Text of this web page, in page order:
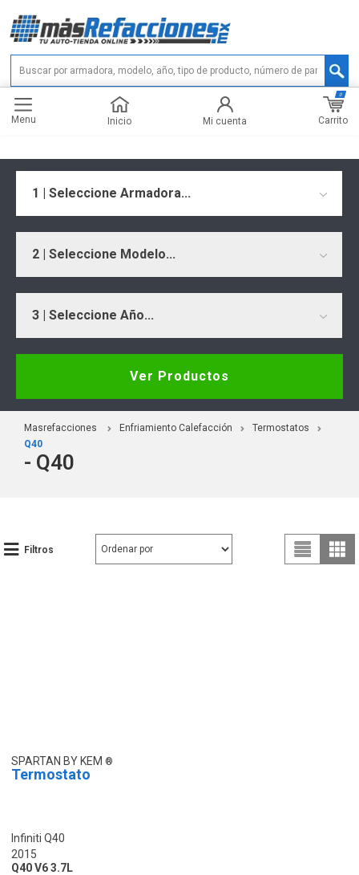
Menu Inicio Mi cuenta Carrito
0
1 | Seleccione Armadora...
2 | Seleccione Modelo...
3 | Seleccione Año...
Ver Productos
Masrefacciones Enfriamiento Calefacción
Termostatos
Q40
- Q40
Filtros
SPARTAN BY KEM
Termostato
Infiniti Q40
2015
Q40 V6 3.7L